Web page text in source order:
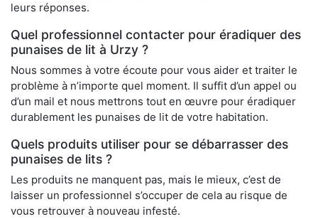
leurs réponses.
Quel professionnel contacter pour éradiquer des
punaises de lit à Urzy ?
Nous sommes à votre écoute pour vous aider et traiter le
problème à n’importe quel moment. Il suffit d’un appel ou
d’un mail et nous mettrons tout en œuvre pour éradiquer
durablement les punaises de lit de votre habitation.
Quels produits utiliser pour se débarrasser des
punaises de lits ?
Les produits ne manquent pas, mais le mieux, c’est de
laisser un professionnel s’occuper de cela au risque de
vous retrouver à nouveau infesté.